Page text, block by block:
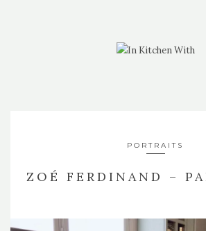
PORTRAITS
ZOÉ FERDINAND –